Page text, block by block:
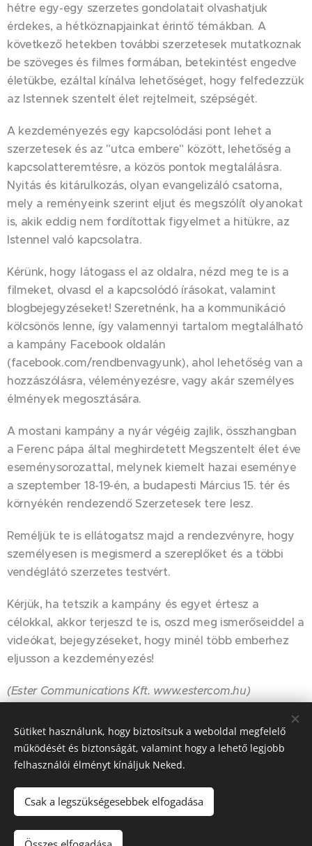
hétre egy-egy szerzetes gondolatait olvashatjuk
érdekes, a hétköznapjainkat érintő témákban. A
következő hetekben további szerzetesek mutatkoznak
be szöveges és filmes formában, betekintést engedve
életükbe, ezáltal kínálva lehetőséget, hogy felfedezzük
az Istennek szentelt élet rejtelmeit, szépségét.
A kezdeményezés egy kapcsolódási pont lehet a
szerzetesek és az "utca embere" között, lehetőség a
kapcsolatteremtésre, a közös pontok megtalálásra.
Nyitás és kitárulkozás, olyan evangelizáló csatorna,
mely a reményeink szerint eljut és megszólít olyanokat
is, akik eddig nem fordítottak figyelmet a hitükre, az
Istennel való kapcsolatra.
Kérünk, hogy látogass el az oldalra, nézd meg te is a
filmeket, olvasd el a kapcsolódó írásokat, valamint
blogbejegyzéseket! Szeretnénk, ha a kommunikáció
kölcsönös lenne, így valamennyi tartalom megtalálható
a kampány Facebook oldalán
(facebook.com/rendbenvagyunk), ahol lehetőség van a
hozzászólásra, véleményezésre, vagy akár személyes
élmények megosztására.
A mostani kampány a nyár végéig zajlik, összhangban
a Ferenc pápa által meghirdetett Megszentelt élet éve
eseménysorozattal, melynek kiemelt hazai eseménye
a szeptember 18-19-én, a budapesti Március 15. tér és
környékén rendezendő Szerzetesek tere lesz.
Reméljük te is ellátogatsz majd a rendezvényre, hogy
személyesen is megismerd a szereplőket és a többi
vendéglátó szerzetes testvért.
Kérjük, ha tetszik a kampány és egyet értesz a
célokkal, akkor terjeszd te is, oszd meg ismerőseiddel a
videókat, bejegyzéseket, hogy minél több emberhez
eljusson a kezdeményezés!
(Ester Communications Kft. www.estercom.hu)
Share
© 2023-2026Szociális Testvérek Társasága
| Minden jog fenntartva.
Sütiket használunk, hogy biztosítsuk a weboldal megfelelő
működését és biztonságát, valamint hogy a lehető legjobb
felhasználói élményt kínáljuk Neked.
Csak a legszükségesebbek elfogadása